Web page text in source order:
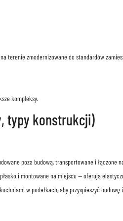
terenie zmodernizowane do standardów
kompleksy.
typy konstrukcji)
poza budową, transportowane i łączone
i montowane na miejscu — oferują
w pudełkach, aby przyspieszyć